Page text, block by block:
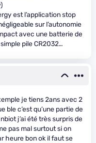
est l’application stop
sur l’autonomie
avec une batterie de
pile CR2032…
je tiens 2ans avec 2
ble c’est qu’une partie de
j’ai été très surpris de
pas mal surtout si on
heure bon ok il faut se